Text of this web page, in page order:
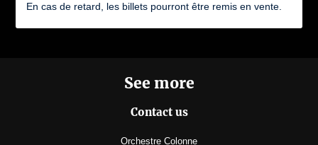
En cas de retard, les billets pourront être remis en vente.
See more
Contact us
Orchestre Colonne